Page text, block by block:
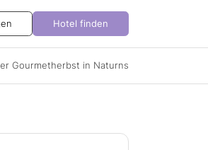
Hotel finden
Gourmetherbst in Naturns